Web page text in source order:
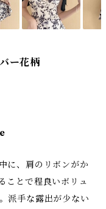
ー花柄
に、肩のリボンがか
ことで程良いボリュ
派手な露出が少ない